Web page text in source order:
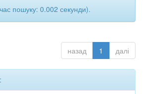
пошуку: 0.002 секунди).
назад 1 далі